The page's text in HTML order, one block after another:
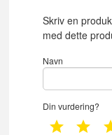
Skriv en
med dette
Navn
Din vurdering?
1 star 2